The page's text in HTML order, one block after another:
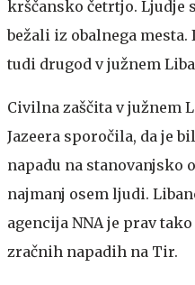
krščansko četrtjo. Ljudje
bežali iz obalnega
tudi drugod v južnem
Civilna zaščita v južnem
Jazeera sporočila, da je
napadu na stanovanjsko
najmanj osem ljudi.
agencija NNA je prav
zračnih napadih na Tir.